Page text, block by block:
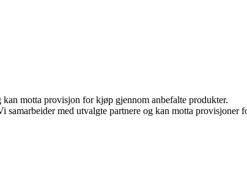
motta provisjon for kjøp gjennom anbefalte produkter.
med utvalgte partnere og kan motta